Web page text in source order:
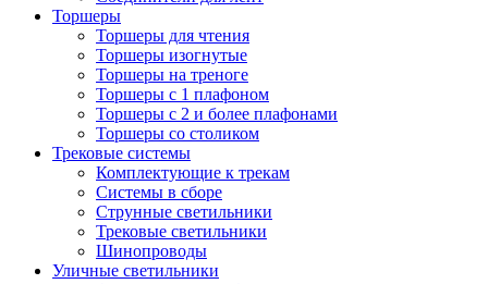
Торшеры
Торшеры для чтения
Торшеры изогнутые
Торшеры на треноге
Торшеры с 1 плафоном
Торшеры с 2 и более плафонами
Торшеры со столиком
Трековые системы
Комплектующие к трекам
Системы в сборе
Струнные светильники
Трековые светильники
Шинопроводы
Уличные светильники